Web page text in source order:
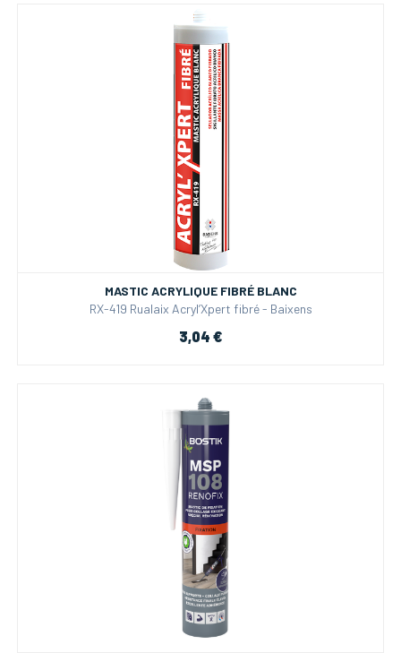
MASTIC ACRYLIQUE FIBRÉ BLANC
RX-419 Rualaix Acryl’Xpert fibré - Baixens
3,04 €